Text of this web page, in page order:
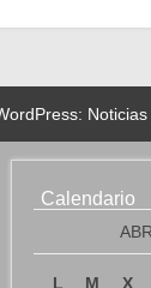
Calendario
L M X